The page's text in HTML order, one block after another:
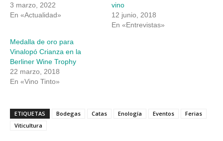
3 marzo, 2022
En «Actualidad»
vino
12 junio, 2018
En «Entrevistas»
Medalla de oro para
Vinalopó Crianza en la
Berliner Wine Trophy
22 marzo, 2018
En «Vino Tinto»
ETIQUETAS Bodegas Catas Enología Eventos
Ferias
Viticultura